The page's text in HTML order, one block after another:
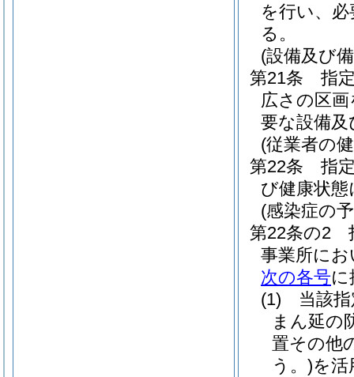
を行い、
る。
(設備及び
第21条
指
広さの区
要な設備
(従業者の
第22条
指
び健康状
(感染症の
第22条の2
事業所に
次の各号
(1)
当該
まん延の
置その他
う。)を